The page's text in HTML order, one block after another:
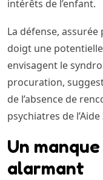
intérêts de l’enfant.
La défense,
doigt une
envisagent le
procuration,
de l’absence de
psychiatres de
Un
alarmant